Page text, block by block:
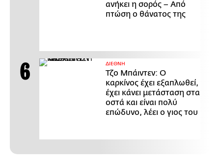
ανήκει η σορός – Από
πτώση ο θάνατος της
ΔΙΕΘΝΗ
Τζο Μπάιντεν: Ο
καρκίνος έχει εξαπλωθεί,
έχει κάνει μετάσταση στα
οστά και είναι πολύ
επώδυνο, λέει ο γιος του